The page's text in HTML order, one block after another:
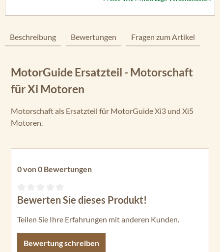
Beschreibung Bewertungen Fragen zum Artikel
MotorGuide Ersatzteil - Motorschaft
für Xi Motoren
Motorschaft als Ersatzteil für MotorGuide Xi3 und Xi5
Motoren.
0 von 0 Bewertungen
Durchschnittliche Bewertung von 0 von 5 Sternen
Bewerten Sie dieses Produkt!
Teilen Sie Ihre Erfahrungen mit anderen Kunden.
Bewertung schreiben